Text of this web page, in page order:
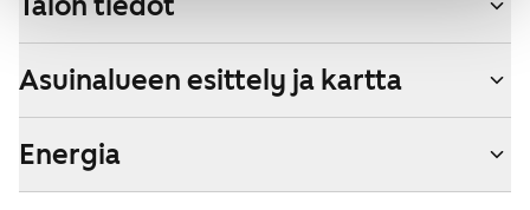
Asuinalueen esittely ja kartta
Energia